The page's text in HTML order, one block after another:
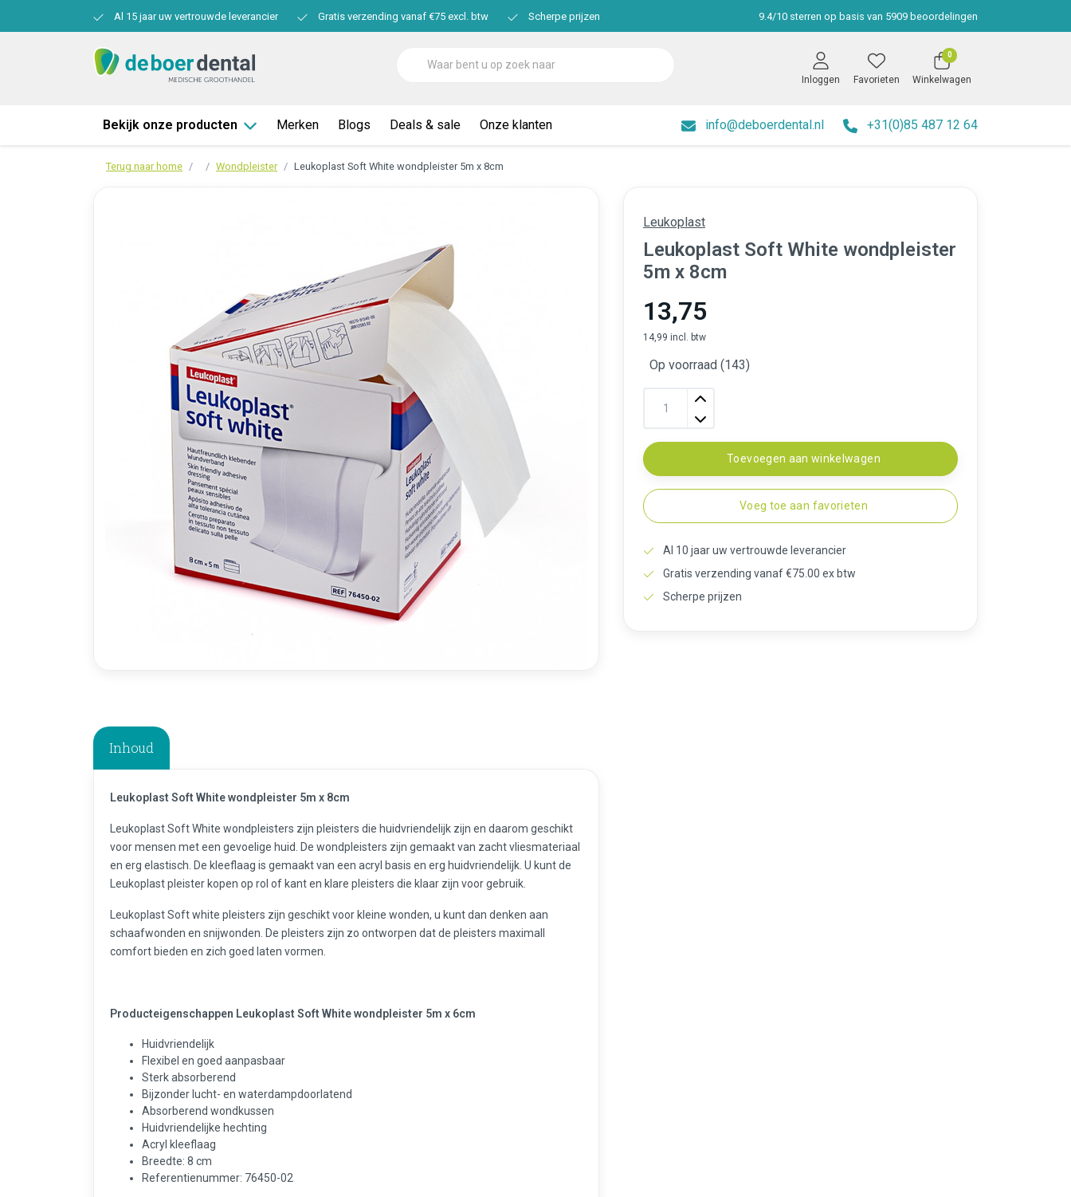
Al 15 jaar uw vertrouwde leverancier Gratis verzending vanaf €75 excl. btw Scherpe prijzen 9.4/10 sterren op basis van 5909 beoordelingen
Inloggen Favorieten
0
Winkelwagen
Bekijk onze producten Merken Blogs Deals & sale Onze klanten info@deboerdental.nl +31(0)85 487 12 64
Terug naar home Wondpleister Leukoplast Soft White wondpleister 5m x 8cm
Leukoplast
Leukoplast Soft White wondpleister
5m x 8cm
13,75
14,99 incl. btw
Op voorraad (143)
Toevoegen aan winkelwagen
Voeg toe aan favorieten
Al 10 jaar uw vertrouwde leverancier
Gratis verzending vanaf €75.00 ex btw
Scherpe prijzen
Inhoud
Leukoplast Soft White wondpleister 5m x 8cm
Leukoplast Soft White wondpleisters zijn pleisters die huidvriendelijk zijn en daarom geschikt
voor mensen met een gevoelige huid. De wondpleisters zijn gemaakt van zacht vliesmateriaal
en erg elastisch. De kleeflaag is gemaakt van een acryl basis en erg huidvriendelijk. U kunt de
Leukoplast pleister kopen op rol of kant en klare pleisters die klaar zijn voor gebruik.
Leukoplast Soft white pleisters zijn geschikt voor kleine wonden, u kunt dan denken aan
schaafwonden en snijwonden. De pleisters zijn zo ontworpen dat de pleisters maximall
comfort bieden en zich goed laten vormen.
Producteigenschappen Leukoplast Soft White wondpleister 5m x 6cm
Huidvriendelijk
Flexibel en goed aanpasbaar
Sterk absorberend
Bijzonder lucht- en waterdampdoorlatend
Absorberend wondkussen
Huidvriendelijke hechting
Acryl kleeflaag
Breedte: 8 cm
Referentienummer: 76450-02